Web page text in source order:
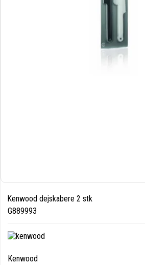
Kenwood dejskabere 2 stk
G889993
Kenwood